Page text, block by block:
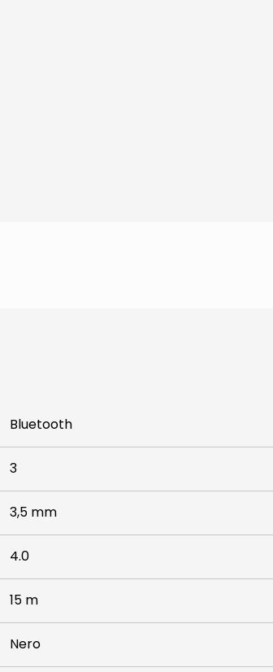
Bluetooth
3
3,5 mm
4.0
15 m
Nero